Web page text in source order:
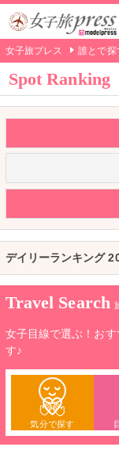
女子旅プレス 誰とで探
Spot Ranking
デイリーランキング
Travel Search
女子目線で選ぶ！お
す♪
気分で探す